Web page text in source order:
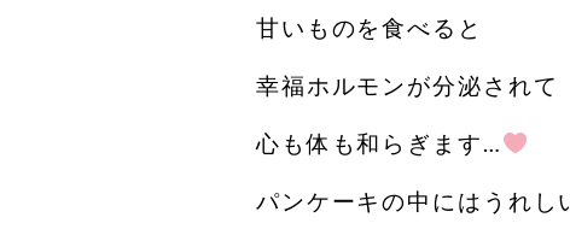
甘いものを食べると
幸福ホルモンが分泌されて
心も体も和らぎます…
パンケーキの中にはうれし